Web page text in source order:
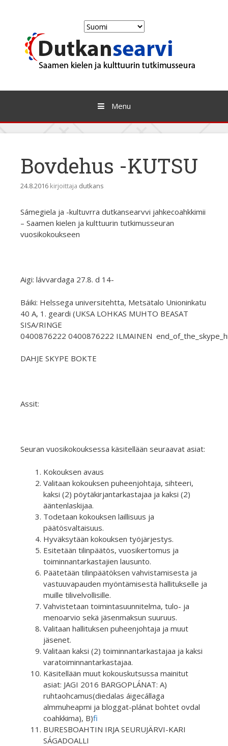
Valitse
Menu
Bovdehus -KUTSU
24.8.2016 kirjoittaja dutkans
Sámegiela ja -kultuvrra dutkansearvvi jahkecoahkkimii
– Saamen kielen ja kulttuurin tutkimusseuran
vuosikokoukseen
Aigi: lávvardaga 27.8. d 14-
Báiki: Helssega universitehtta, Metsätalo Unioninkatu
40 A, 1. geardi (UKSA LOHKAS MUHTO BEASAT
SISA/RINGE
0400876222 0400876222 ILMAINEN
DAHJE SKYPE BOKTE
Assit:
Seuran vuosikokouksessa käsitellään seuraavat asiat:
Kokouksen avaus
Valitaan kokouksen puheenjohtaja, sihteeri,
kaksi (2) pöytäkirjantarkastajaa ja kaksi (2)
ääntenlaskijaa.
Todetaan kokouksen laillisuus ja
päätösvaltaisuus.
Hyväksytään kokouksen työjärjestys.
Esitetään tilinpäätös, vuosikertomus ja
toiminnantarkastajien lausunto.
Päätetään tilinpäätöksen vahvistamisesta ja
vastuuvapauden myöntämisestä hallitukselle ja
muille tilivelvollisille.
Vahvistetaan toimintasuunnitelma, tulo- ja
menoarvio sekä jäsenmaksun suuruus.
Valitaan hallituksen puheenjohtaja ja muut
jäsenet.
Valitaan kaksi (2) toiminnantarkastajaa ja kaksi
varatoiminnantarkastajaa.
Käsitellään muut kokouskutsussa mainitut
asiat: JAGI 2016 BARGOPLÁNAT: A)
ruhtaohcamus(diedalas áigecállaga
almmuheapmi ja bloggat-plánat bohtet ovdal
coahkkima), B)fi
BURESBOAHTIN IRJA SEURUJÄRVI-KARI
SÁGADOALLI